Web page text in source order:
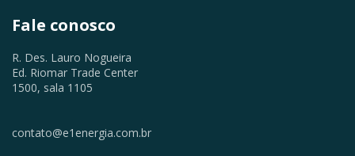
Fale conosco
R. Des. Lauro Nogueira
Ed. Riomar Trade Center
1500, sala 1105
contato@e1energia.com.br